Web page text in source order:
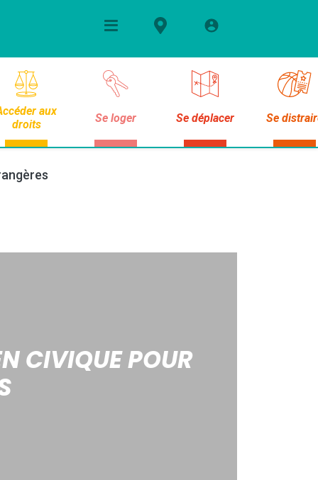
aux
droits
Se loger Se déplacer Se
CIVIQUE POUR